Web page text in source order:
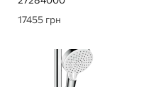
17455 грн